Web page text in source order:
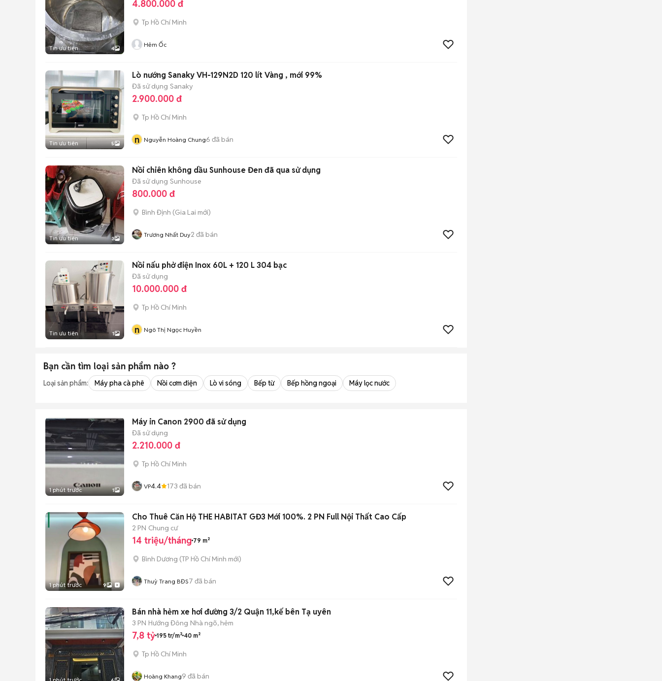
Tin ưu tiên 4
4.800.000 đ
Tp Hồ Chí Minh
Hẻm Ốc
Tin ưu tiên 5
Lò nướng Sanaky VH-129N2D 120 lít Vàng , mới 99%
Đã sử dụng Sanaky
2.900.000 đ
Tp Hồ Chí Minh
n Nguyễn Hoàng Chung6 đã bán
Tin ưu tiên 3
Nồi chiên không dầu Sunhouse Đen đã qua sử dụng
Đã sử dụng Sunhouse
800.000 đ
Bình Định (Gia Lai mới)
Trương Nhất Duy2 đã bán
Tin ưu tiên 1
Nồi nấu phở điện Inox 60L + 120 L 304 bạc
Đã sử dụng
10.000.000 đ
Tp Hồ Chí Minh
n Ngô Thị Ngọc Huyền
Bạn cần tìm loại sản phẩm nào ?
Loại sản phẩm: Máy pha cà phê Nồi cơm điện Lò vi sóng Bếp từ Bếp hồng ngoại Máy lọc nước
1 phút trước 1
Máy in Canon 2900 đã sử dụng
Đã sử dụng
2.210.000 đ
Tp Hồ Chí Minh
VP4.4 173 đã bán
1 phút trước 9
Cho Thuê Căn Hộ THE HABITAT GĐ3 Mới 100%. 2 PN Full Nội Thất Cao Cấp
2 PN Chung cư
14 triệu/tháng 79 m²
Bình Dương (TP Hồ Chí Minh mới)
Thuỳ Trang BĐS7 đã bán
Bán nhà hẻm xe hơi đường 3/2 Quận 11,kế bên Tạ uyên
3 PN Hướng Đông Nhà ngõ, hẻm
7,8 tỷ 195 tr/m² 40 m²
Tp Hồ Chí Minh
Hoàng Khang9 đã bán